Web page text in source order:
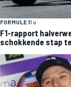
FORMULE 11 u
F1-rapport
schokkende stap